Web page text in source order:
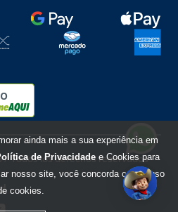
/ Todos los derechos reservados
ainda mais a sua experiência em
de Privacidade e Cookies para
nosso site, você concorda com o uso
cookies.